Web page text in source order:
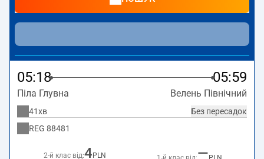
курсують також інші потяги:TLK— пропонують нижчу
ціну квитка і зазвичай довший час подорожі. Потяг
завершує маршрут на станції Wieleń Północny.
05:18 05:59
Піла Глувна Велень Північний
Без пересадок
41хв
REG 88481
2-й клас від:4 PLN —